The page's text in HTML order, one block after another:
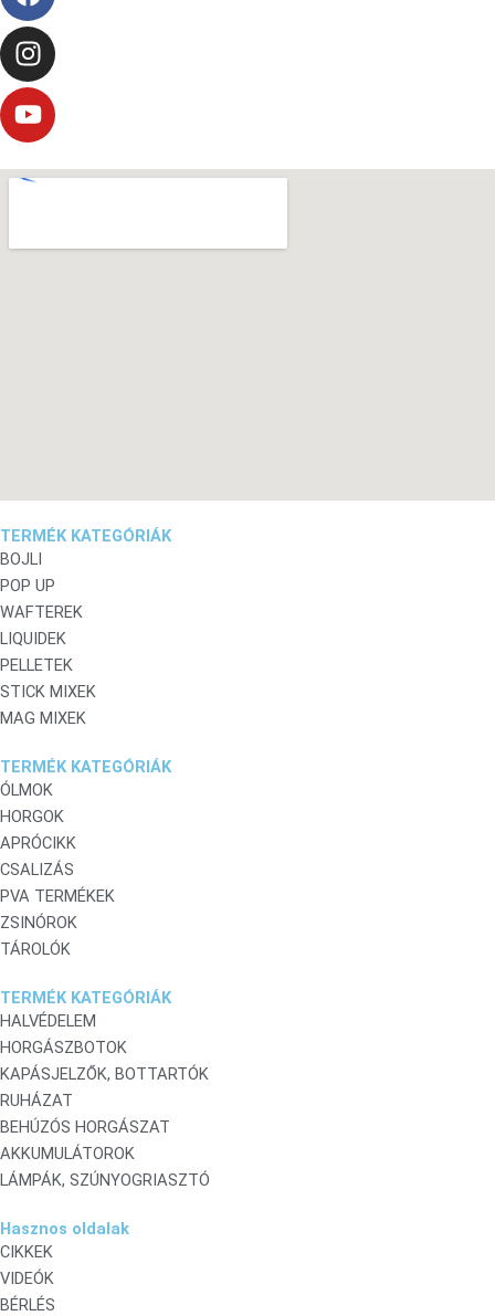
TERMÉK KATEGÓRIÁK
BOJLI
POP UP
WAFTEREK
LIQUIDEK
PELLETEK
STICK MIXEK
MAG MIXEK
TERMÉK KATEGÓRIÁK
ÓLMOK
HORGOK
APRÓCIKK
CSALIZÁS
PVA TERMÉKEK
ZSINÓROK
TÁROLÓK
TERMÉK KATEGÓRIÁK
HALVÉDELEM
HORGÁSZBOTOK
KAPÁSJELZŐK, BOTTARTÓK
RUHÁZAT
BEHÚZÓS HORGÁSZAT
AKKUMULÁTOROK
LÁMPÁK, SZÚNYOGRIASZTÓ
Hasznos oldalak
CIKKEK
VIDEÓK
BÉRLÉS